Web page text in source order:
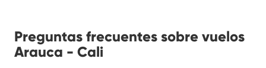
Preguntas frecuentes sobre vuelos
Arauca - Cali